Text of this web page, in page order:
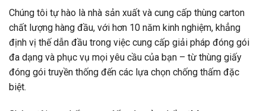
Chúng tôi tự hào là nhà sản xuất và cung cấp thùng carton
chất lượng hàng đầu, với hơn 10 năm kinh nghiệm, khẳng
định vị thế dẫn đầu trong việc cung cấp giải pháp đóng gói
đa dạng và phục vụ mọi yêu cầu của bạn – từ thùng giấy
đóng gói truyền thống đến các lựa chọn chống thấm đặc
biệt.